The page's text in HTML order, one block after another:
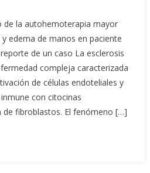
de la autohemoterapia mayor
edema de manos en paciente
de un caso La esclerosis
compleja caracterizada
de células endoteliales y
con citocinas
de fibroblastos. El fenómeno […]